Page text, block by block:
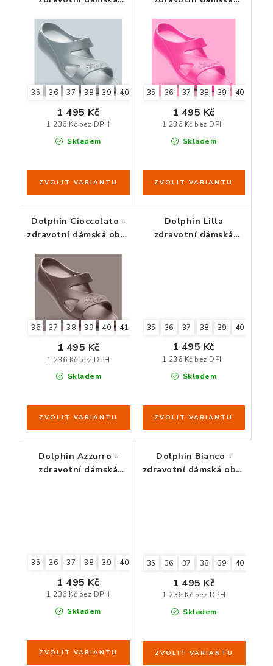
35 36 37 38 39 40
Skladem
1 236 Kč bez DPH
1 495 Kč
35 36 37 38 39 40
Skladem
1 236 Kč bez DPH
1 495 Kč
Dolphin Cioccolato -
zdravotní dámská obuv
36 37 38 39 40 41
Skladem
1 236 Kč bez DPH
1 495 Kč
Dolphin Lilla
zdravotní dámská
35 36 37 38 39 40
Skladem
1 236 Kč bez DPH
1 495 Kč
Dolphin Azzurro -
zdravotní dámská
35 36 37 38 39 40
Skladem
1 236 Kč bez DPH
1 495 Kč
Dolphin Bianco -
zdravotní dámská obuv
35 36 37 38 39 40
Skladem
1 236 Kč bez DPH
1 495 Kč